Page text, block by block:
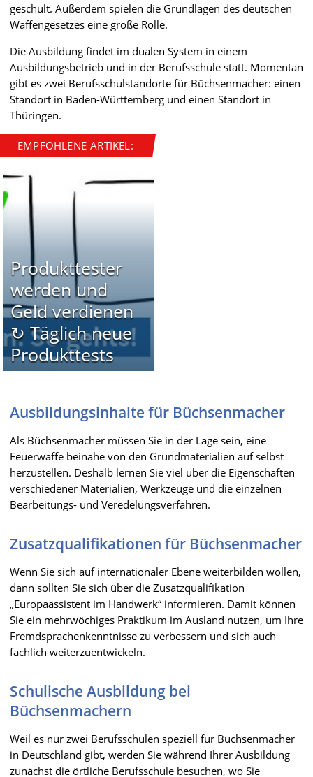
geschult. Außerdem spielen die Grundlagen des deutschen
Waffengesetzes eine große Rolle.
Die Ausbildung findet im dualen System in einem
Ausbildungsbetrieb und in der Berufsschule statt. Momentan
gibt es zwei Berufsschulstandorte für Büchsenmacher: einen
Standort in Baden-Württemberg und einen Standort in
Thüringen.
EMPFOHLENE ARTIKEL:
Produkttester
werden und
Geld verdienen
↻ Täglich neue
Produkttests
Ausbildungsinhalte für Büchsenmacher
Als Büchsenmacher müssen Sie in der Lage sein, eine
Feuerwaffe beinahe von den Grundmaterialien auf selbst
herzustellen. Deshalb lernen Sie viel über die Eigenschaften
verschiedener Materialien, Werkzeuge und die einzelnen
Bearbeitungs- und Veredelungsverfahren.
Zusatzqualifikationen für Büchsenmacher
Wenn Sie sich auf internationaler Ebene weiterbilden wollen,
dann sollten Sie sich über die Zusatzqualifikation
„Europaassistent im Handwerk“ informieren. Damit können
Sie ein mehrwöchiges Praktikum im Ausland nutzen, um Ihre
Fremdsprachenkenntnisse zu verbessern und sich auch
fachlich weiterzuentwickeln.
Schulische Ausbildung bei
Büchsenmachern
Weil es nur zwei Berufsschulen speziell für Büchsenmacher
in Deutschland gibt, werden Sie während Ihrer Ausbildung
zunächst die örtliche Berufsschule besuchen, wo Sie